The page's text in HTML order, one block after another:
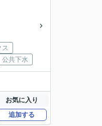
ス
公共下水
お気に入り
追加する